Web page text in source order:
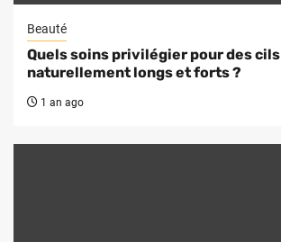
Beauté
Quels soins privilégier pour des cils
naturellement longs et forts ?
1 an ago